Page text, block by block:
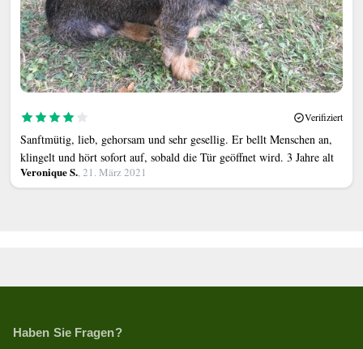
Verifiziert
Sanftmütig, lieb, gehorsam und sehr gesellig. Er bellt Menschen an,
klingelt und hört sofort auf, sobald die Tür geöffnet wird. 3 Jahre alt
Veronique S., 21. März 2021
Haben Sie Fragen?